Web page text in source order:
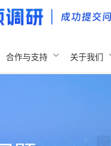
合作与支持 关于我们